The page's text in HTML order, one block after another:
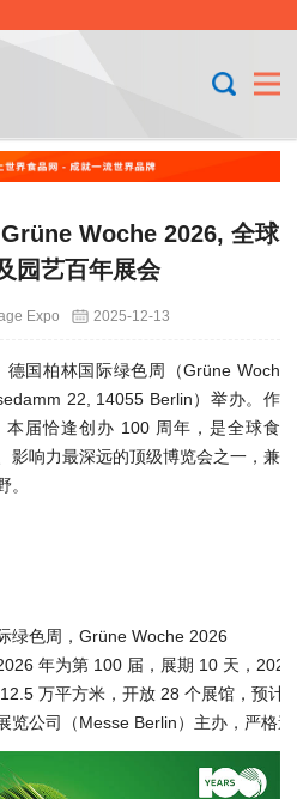
Woche 2026, 全球
园艺百年展会
Expo 2025-12-13
德国柏林国际绿色周（Grüne Woch
22, 14055 Berlin）举办。作
届恰逢创办 100 周年，是全球食
影响力最深远的顶级博览会之一，兼
绿色周，Grüne Woche 2026
年为第 100 届，展期 10 天，
万平方米，开放 28 个展馆，预
览公司（Messe Berlin）主办，严格